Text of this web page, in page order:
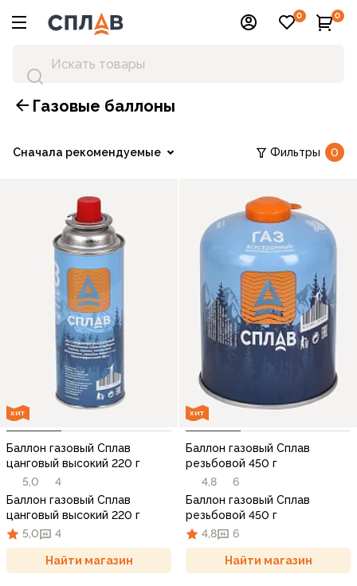
0 0
Газовые баллоны
Сначала рекомендуемые Фильтры 0
ХИТ
Баллон газовый Сплав
цанговый высокий 220 г
5,0
4
Баллон газовый Сплав
цанговый высокий 220 г
5,0
4
Найти магазин
ХИТ
Баллон газовый Сплав
резьбовой 450 г
4,8
6
Баллон газовый Сплав
резьбовой 450 г
4,8
6
Найти магазин